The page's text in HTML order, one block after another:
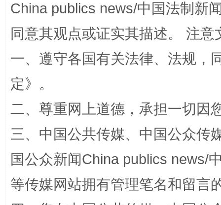
“蜀中异人”王建安的艺术幻境
China publics news/中国法制新
同意其观点或证实其描述。 注
一、遵守各国有关法律、法规，
定》。
二、尊重网上道德，承担一切因
三、中国公共传媒、中国公众传
国公众新闻China publics news/
等传媒网站拥有管理笔名和留言